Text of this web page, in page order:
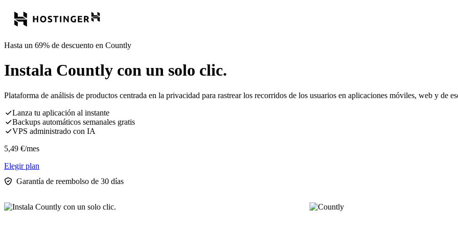
Hasta un 69% de descuento en Countly
Instala Countly con un solo clic.
Plataforma de análisis de productos centrada en la privacidad para rastrear los recorridos de los usuarios en aplicaciones móviles, web y de
Lanza tu aplicación al instante
Backups automáticos semanales gratis
VPS administrado con IA
5,49 €/mes
Elegir plan
Garantía de reembolso de 30 días